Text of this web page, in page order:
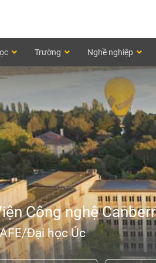
Trường Nghề nghiệp
Công nghệ
Đại học Úc